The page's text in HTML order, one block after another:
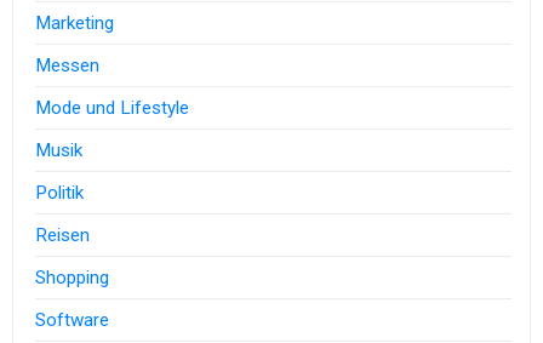
Marketing
Messen
Mode und Lifestyle
Musik
Politik
Reisen
Shopping
Software